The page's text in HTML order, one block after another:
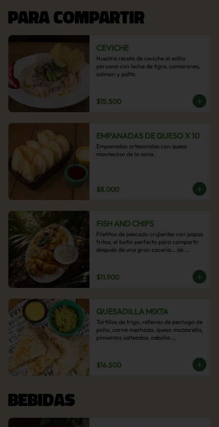
PARA COMPARTIR
CEVICHE
Nuestra receta de ceviche al estilo
peruano con leche de tigre, camarones,
salmon y palta.
$15.500
EMPANADAS DE QUESO X 10
Empanadas artesanales con queso
mantecoso de la zona.
$8.000
FISH AND CHIPS
Filetitos de pescado crujientes con papas
fritas, el botín perfecto para compartir
después de una gran cacería… de
$11.900
QUESADILLA MIXTA
Tortillas de trigo, rellenas de pechuga de
pollo, carne mechada, queso mozzarella,
pimientos salteados, cebolla
$16.500
BEBIDAS